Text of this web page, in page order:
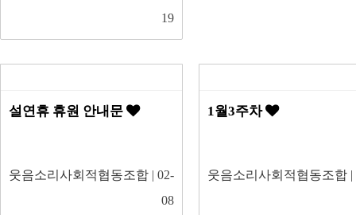
19
설연휴 휴원 안내문
웃음소리사회적협동조합 | 02-
08
1월3주차
웃음소리사회적협동조합